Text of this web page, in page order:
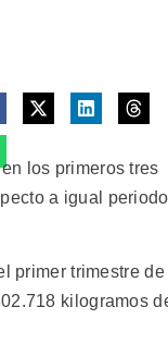
los primeros tres
a igual periodo
primer trimestre de
kilogramos